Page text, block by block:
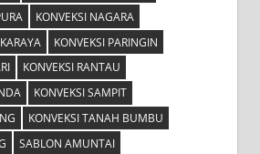
KONVEKSI NAGARA
KONVEKSI PARINGIN
KONVEKSI RANTAU
KONVEKSI SAMPIT
KONVEKSI TANAH BUMBU
SABLON AMUNTAI